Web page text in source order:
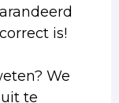
is!
We
te